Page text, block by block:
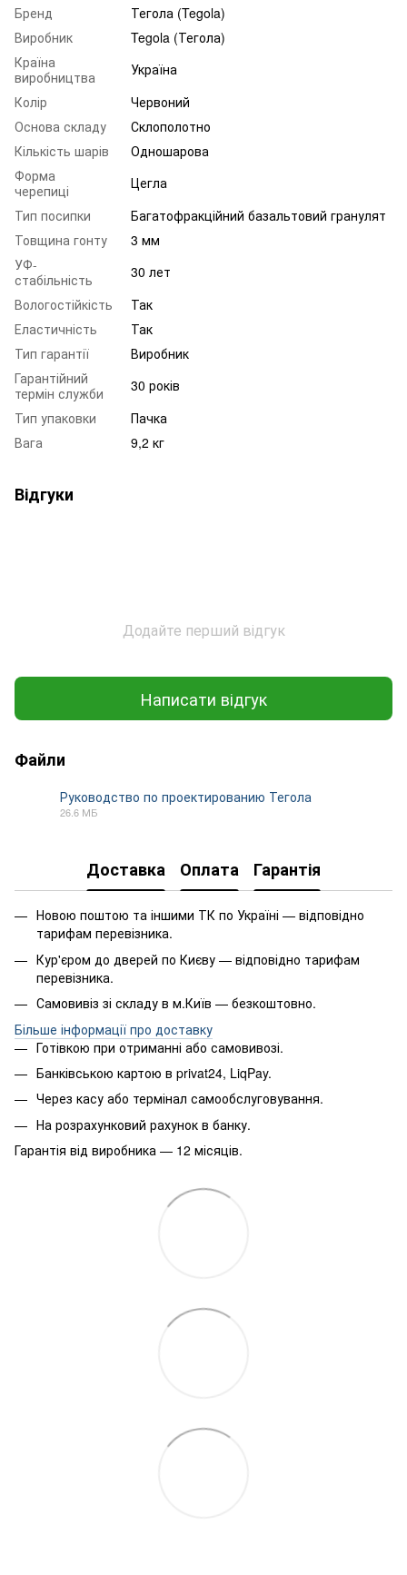
Бренд
Тегола (Tegola)
Виробник
Tegola (Тегола)
Країна
виробництва
Україна
Колір
Червоний
Основа складу
Склополотно
Кількість шарів
Одношарова
Форма
черепиці
Цегла
Тип посипки
Багатофракційний базальтовий гранулят
Товщина гонту
3 мм
УФ-
стабільність
30 лет
Вологостійкість
Так
Еластичність
Так
Тип гарантії
Виробник
Гарантійний
термін служби
30 років
Тип упаковки
Пачка
Вага
9,2 кг
Відгуки
Додайте перший відгук
Написати відгук
Файли
Руководство по проектированию Тегола
26.6 МБ
Доставка Оплата Гарантія
Новою поштою та іншими ТК по Україні — відповідно
тарифам перевізника.
Кур'єром до дверей по Києву — відповідно тарифам
перевізника.
Самовивіз зі складу в м.Київ — безкоштовно.
Більше інформації про доставку
Готівкою при отриманні або самовивозі.
Банківською картою в privat24, LiqPay.
Через касу або термінал самообслуговування.
На розрахунковий рахунок в банку.
Гарантія від виробника — 12 місяців.